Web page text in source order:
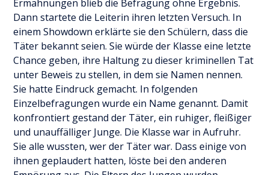
Ermahnungen blieb die Befragung ohne Ergebnis.
Dann startete die Leiterin ihren letzten Versuch. In
einem Showdown erklärte sie den Schülern, dass die
Täter bekannt seien. Sie würde der Klasse eine letzte
Chance geben, ihre Haltung zu dieser kriminellen Tat
unter Beweis zu stellen, in dem sie Namen nennen.
Sie hatte Eindruck gemacht. In folgenden
Einzelbefragungen wurde ein Name genannt. Damit
konfrontiert gestand der Täter, ein ruhiger, fleißiger
und unauffälliger Junge. Die Klasse war in Aufruhr.
Sie alle wussten, wer der Täter war. Dass einige von
ihnen geplaudert hatten, löste bei den anderen